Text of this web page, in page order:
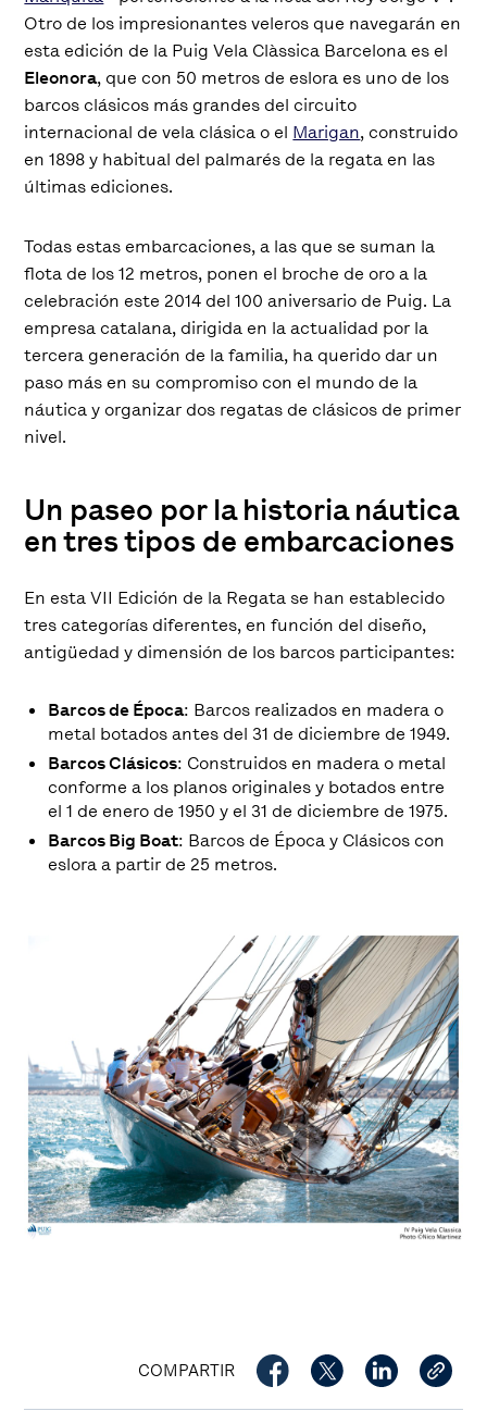
Otro de los impresionantes veleros que navegarán en
esta edición de la Puig Vela Clàssica Barcelona es el
Eleonora, que con 50 metros de eslora es uno de los
barcos clásicos más grandes del circuito
internacional de vela clásica o el Marigan, construido
en 1898 y habitual del palmarés de la regata en las
últimas ediciones.
Todas estas embarcaciones, a las que se suman la
flota de los 12 metros, ponen el broche de oro a la
celebración este 2014 del 100 aniversario de Puig. La
empresa catalana, dirigida en la actualidad por la
tercera generación de la familia, ha querido dar un
paso más en su compromiso con el mundo de la
náutica y organizar dos regatas de clásicos de primer
nivel.
Un paseo por la historia náutica
en tres tipos de embarcaciones
En esta VII Edición de la Regata se han establecido
tres categorías diferentes, en función del diseño,
antigüedad y dimensión de los barcos participantes:
Barcos de Época: Barcos realizados en madera o
metal botados antes del 31 de diciembre de 1949.
Barcos Clásicos: Construidos en madera o metal
conforme a los planos originales y botados entre
el 1 de enero de 1950 y el 31 de diciembre de 1975.
Barcos Big Boat: Barcos de Época y Clásicos con
eslora a partir de 25 metros.
COMPARTIR